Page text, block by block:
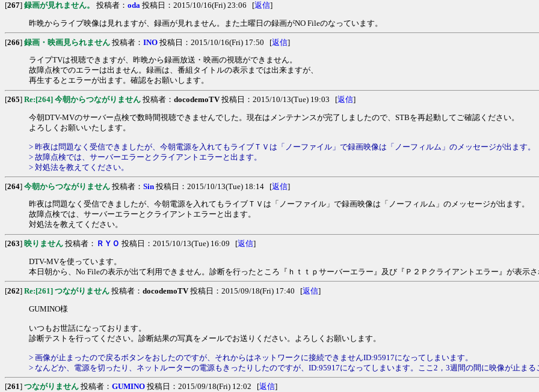
[267] 録画が見れません。 投稿者： oda 投稿日：2015/10/16(Fri) 23:06 [返信]
昨晩からライブ映像は見れますが、録画が見れません。また土曜日の録画がNO Fileのなっています。
[266] 録画・映画見られません 投稿者： INO 投稿日：2015/10/16(Fri) 17:50 [返信]
ライブTVは視聴できますが、昨晩から録画放送・映画の視聴ができません。
故障点検でのエラーは出ません。録画は、番組タイトルの表示までは出来ますが、
再生するとエラーが出ます。確認をお願いします。
[265] Re:[264] 今朝からつながりません 投稿者： docodemoTV投稿日：2015/10/13(Tue) 19:03 [返信]
今朝DTV-MVのサーバー点検で数時間視聴できませんでした。現在はメンテナンスが完了しましたので、STBを再起動してご確認ください。
よろしくお願いいたします。
> 昨夜は問題なく受信できましたが、今朝電源を入れてもライブＴＶは「ノーファイル」で録画映像は「ノーフィルム」のメッセージが出ます。
> 故障点検では、サーバーエラーとクライアントエラーと出ます。
> 対処法を教えてください。
[264] 今朝からつながりません 投稿者： Sin 投稿日：2015/10/13(Tue) 18:14 [返信]
昨夜は問題なく受信できましたが、今朝電源を入れてもライブＴＶは「ノーファイル」で録画映像は「ノーフィルム」のメッセージが出ます。
故障点検では、サーバーエラーとクライアントエラーと出ます。
対処法を教えてください。
[263] 映りません 投稿者： ＲＹＯ 投稿日：2015/10/13(Tue) 16:09 [返信]
DTV-MVを使っています。
本日朝から、No Fileの表示が出て利用できません。診断を行ったところ『ｈｔｔｐサーバーエラー』及び『Ｐ２Ｐクライアントエラー』が表示さ
[262] Re:[261] つながりません 投稿者： docodemoTV投稿日：2015/09/18(Fri) 17:40 [返信]
GUMINO様
いつもお世話になっております。
診断テストを行ってください。診断結果の写真をメールでお送りください。よろしくお願いします。
> 画像が止まったので戻るボタンをおしたのですが、それからはネットワークに接続できませんID:95917になってしまいます。
> なんどか、電源を切ったり、ネットルーターの電源もきったりしたのですが、ID:95917になってしまいます。ここ2，3週間の間に映像が止ま
[261] つながりません 投稿者： GUMINO 投稿日：2015/09/18(Fri) 12:02 [返信]